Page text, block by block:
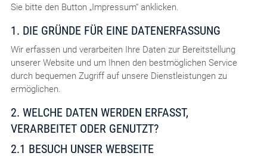
Sie bitte den Button „Impressum“ anklicken.
1. DIE GRÜNDE FÜR EINE DATENERFASSUNG
Wir erfassen und verarbeiten Ihre Daten zur Bereitstellung
unserer Website und um Ihnen den bestmöglichen Service
durch bequemen Zugriff auf unsere Dienstleistungen zu
ermöglichen.
2. WELCHE DATEN WERDEN ERFASST,
VERARBEITET ODER GENUTZT?
2.1 BESUCH UNSER WEBSEITE